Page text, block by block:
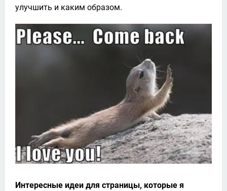
улучшить и каким образом.
Интересные идеи для страницы, которые я